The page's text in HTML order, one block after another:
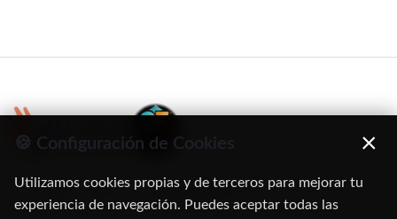
C/ Oruro, 11. 28016 Madrid
🍪 Configuración de Cookies ×
Utilizamos cookies propias y de terceros para mejorar tu
experiencia de navegación. Puedes aceptar todas las